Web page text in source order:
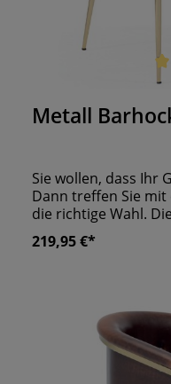
Durchschnittliche
Metall
Sie wollen, dass Ihr
Dann treffen Sie
die richtige Wahl.
des Polsters macht
schlechthin. Das
– denn dieser
noch gefehlt.
zum Rest Ihres
219,95 €*